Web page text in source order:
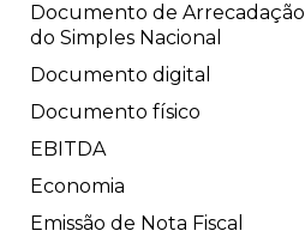
Documento de Arrecadação
do Simples Nacional
Documento digital
Documento físico
EBITDA
Economia
Emissão de Nota Fiscal